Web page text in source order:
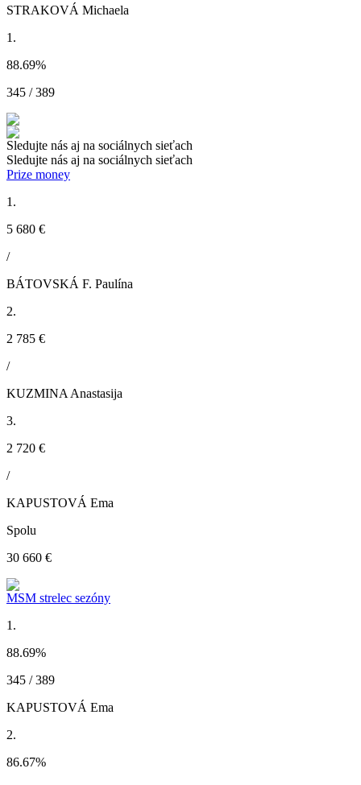
STRAKOVÁ Michaela
1.
88.69%
345 / 389
Sledujte nás aj na sociálnych sieťach
Sledujte nás aj na sociálnych sieťach
Prize money
1.
5 680 €
/
BÁTOVSKÁ F. Paulína
2.
2 785 €
/
KUZMINA Anastasija
3.
2 720 €
/
KAPUSTOVÁ Ema
Spolu
30 660 €
MSM strelec sezóny
1.
88.69%
345 / 389
KAPUSTOVÁ Ema
2.
86.67%